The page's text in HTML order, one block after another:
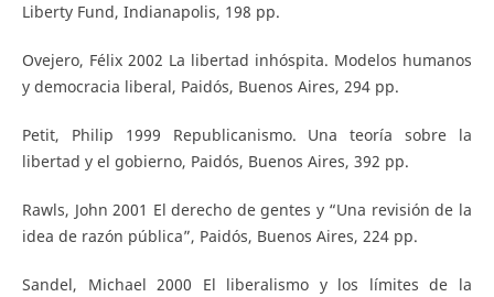
Liberty Fund, Indianapolis, 198 pp.
Ovejero, Félix 2002 La libertad inhóspita. Modelos humanos
y democracia liberal, Paidós, Buenos Aires, 294 pp.
Petit, Philip 1999 Republicanismo. Una teoría sobre la
libertad y el gobierno, Paidós, Buenos Aires, 392 pp.
Rawls, John 2001 El derecho de gentes y “Una revisión de la
idea de razón pública”, Paidós, Buenos Aires, 224 pp.
Sandel, Michael 2000 El liberalismo y los límites de la